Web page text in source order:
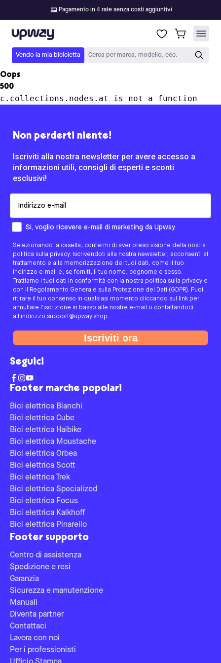
Pagamento in 4 rate senza costi aggiuntivi
Upway
Vendo la mia bicicletta Cerca per marca, modello, ecc.
Oops
500
c.collections.nodes.at is not a function
Footer marche popolari
Bici elettrica Bianchi
Bici elettrica Cube
Bici elettrica Haibike
Bici elettrica Moustache
Bici elettrica Orbea
Bici elettrica Scott
Bici elettrica Trek
Bici elettrica Specialized
Bici elettrica Focus
Bici elettrica Kalkhoff
Bici elettrica Pinarello
Footer supporto
Centro di assistenza
Spedizione e resi
Garanzia
Sicurezza e manutenzione
Manuali
Diventa partner
Contattaci
Lavora con noi
Per i professionisti
Non perderti niente!
Iscriviti alla nostra newsletter per avere accesso a
informazioni utili, consigli di esperti e sconti
esclusivi!
Come preferisci essere contattato/a?
Si, voglio ricevere e-mail di marketing da Upway.
Selezionando la casella, confermi di aver preso visione della nostra
politica sulla privacy. Iscrivendoti alla nostra newsletter, acconsenti al
trattamento e alla memorizzazione dei tuoi dati, come il tuo
indirizzo e-mail e, se forniti, il tuo nome, cognome e sesso.
Trattiamo i tuoi dati in conformità con la nostra politica sulla privacy e
con il Regolamento Generale sulla Protezione dei Dati (GDPR). Puoi
ritirare il tuo consenso in qualsiasi momento cliccando sul link per
annullare l'iscrizione in basso alle nostre e-mail o contattandoci
all'indirizzo support@upway.shop.
Iscriviti ora
Seguici